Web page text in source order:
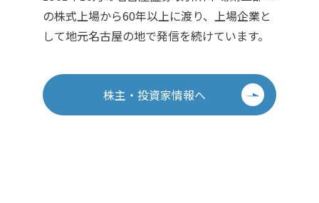
の株式上場から60年以上に渡り、上場企業と
して地元名古屋の地で発信を続けています。
株主・投資家情報へ